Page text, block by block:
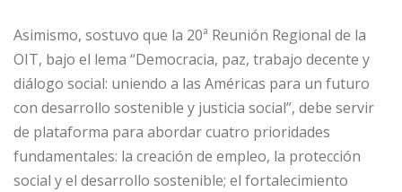
Asimismo, sostuvo que la 20ª Reunión Regional de la
OIT, bajo el lema “Democracia, paz, trabajo decente y
diálogo social: uniendo a las Américas para un futuro
con desarrollo sostenible y justicia social”, debe servir
de plataforma para abordar cuatro prioridades
fundamentales: la creación de empleo, la protección
social y el desarrollo sostenible; el fortalecimiento